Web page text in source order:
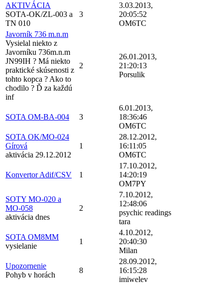
AKTIVÁCIA
SOTA-OK/ZL-003 a
TN 010
3
3.03.2013,
20:05:52
OM6TC
Javorník 736 m.n.m
Vysielal niekto z
Javorníku 736m.n.m
JN99IH ? Má niekto
praktické skúsenosti z
tohto kopca ? Ako to
chodilo ? Ď za každú
inf
2
26.01.2013,
21:20:13
Porsulik
SOTA OM-BA-004 3
6.01.2013,
18:36:46
OM6TC
SOTA OK/MO-024
Gírová
aktivácia 29.12.2012
1
28.12.2012,
16:11:05
OM6TC
Konvertor Adif/CSV 1
17.10.2012,
14:20:19
OM7PY
SOTY MO-020 a
MO-058
aktivácia dnes
2
7.10.2012,
12:48:06
psychic readings
tara
SOTA OM8MM
vysielanie
1
4.10.2012,
20:40:30
Milan
Upozornenie
Pohyb v horách
8
28.09.2012,
16:15:28
imiwelev